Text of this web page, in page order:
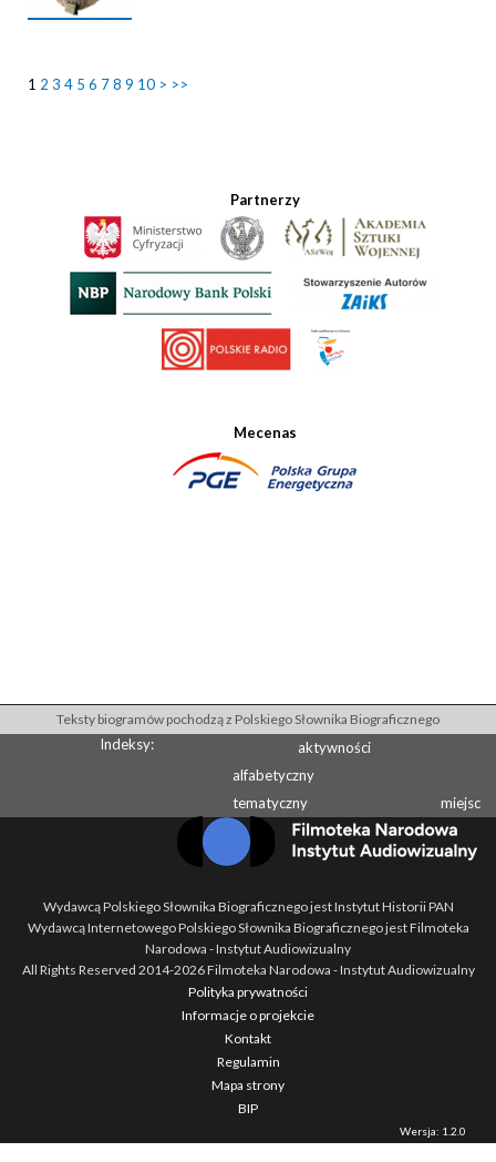
1 2 3 4 5 6 78 9 10 > >>
Partnerzy
Mecenas
Teksty biogramów pochodzą z Polskiego Słownika Biograficznego
Indeksy:
aktywności
alfabetyczny
tematyczny
miejsc
Wydawcą Polskiego Słownika Biograficznego jest Instytut Historii PAN
Wydawcą Internetowego Polskiego Słownika Biograficznego jest Filmoteka
Narodowa - Instytut Audiowizualny
All Rights Reserved 2014-2026Filmoteka Narodowa - Instytut Audiowizualny
Polityka prywatności
Informacje o projekcie
Kontakt
Regulamin
Mapa strony
BIP
Wersja: 1.2.0